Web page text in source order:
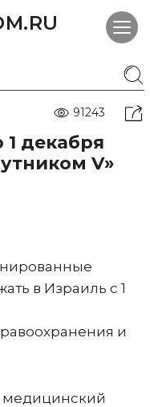
91243
декабря
V»
в Израиль с 1
и
медицинский